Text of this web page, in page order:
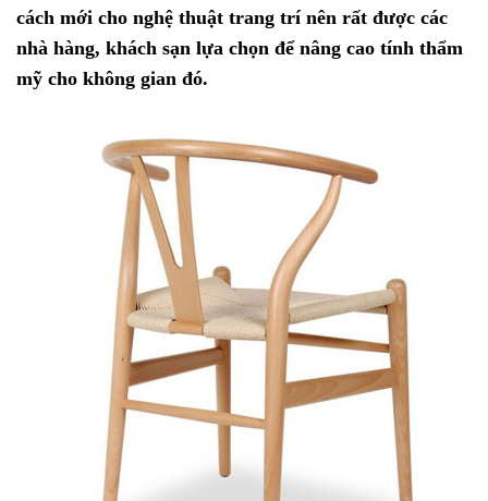
cách mới cho nghệ thuật trang trí nên rất được các
nhà hàng, khách sạn lựa chọn để nâng cao tính thẩm
mỹ cho không gian đó.